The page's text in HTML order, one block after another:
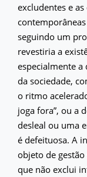
excludentes e
seguindo um
revestiria a
especialmente a
da sociedade,
o ritmo
joga fora”, ou a
desleal ou uma
é defeituosa. A
objeto de
que não exclui